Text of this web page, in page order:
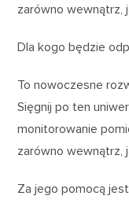
zarówno wewnątrz,
Dla kogo będzie
To nowoczesne
Sięgnij po ten
monitorowanie
zarówno wewnątrz,
Za jego pomocą